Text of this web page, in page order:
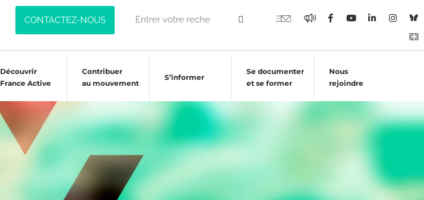
CONTACTEZ-NOUS
Découvrir
France Active
Contribuer
au mouvement
S’informer
Se documenter
et se former
Nous
rejoindre